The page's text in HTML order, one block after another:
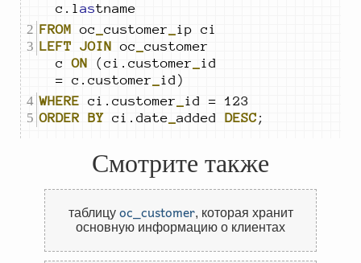
c.lastname
FROM oc customer
LEFT JOIN oc
customer
c ON (ci.customer
id
= c.customer
id)
WHERE ci.customer
ORDER BY ci.date added DESC ;
Смотрите также
таблицу oc_customer, которая хранит
основную информацию о клиентах